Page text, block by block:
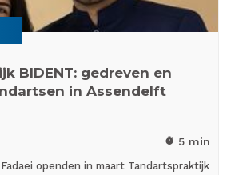
BIDENT: gedreven en
in Assendelft
timer 5 min
openden in maart Tandartspraktijk